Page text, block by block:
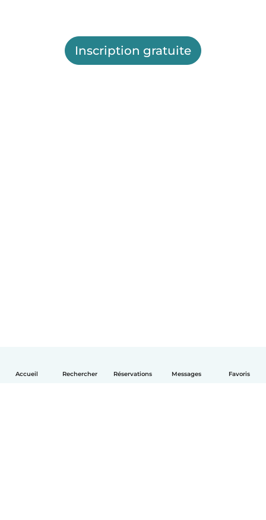
Accueil Rechercher Réservations Messages Favoris
Inscription gratuite